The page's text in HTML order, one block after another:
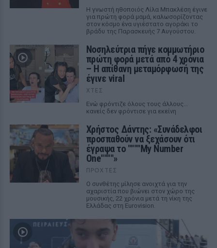
Η γνωστή ηθοποιός Λίλα Μπακλέση έγινε
για πρώτη φορά μαμά, καλωσορίζοντας
στον κόσμο ένα υγιέστατο αγοράκι το
βράδυ της Παρασκευής 7 Αυγούστου.
Νοσηλεύτρια πήγε κομμωτήριο
πρώτη φορά μετά από 4 χρόνια
– Η απίθανη μεταμόρφωσή της
έγινε viral
ΧΤΕΣ
Ενώ φρόντιζε όλους τους άλλους...
κανείς δεν φρόντισε για εκείνη
Χρήστος Δάντης: «Συνάδελφοι
προσπαθούν να ξεχάσουν ότι
έγραψα το """"My Number
One""""»
ΠΡΟΧΤΈΣ
Ο συνθέτης μίλησε ανοιχτά για την
αχαριστία που βιώνει στον χώρο της
μουσικής, 22 χρόνια μετά τη νίκη της
Ελλάδας στη Eurovision.